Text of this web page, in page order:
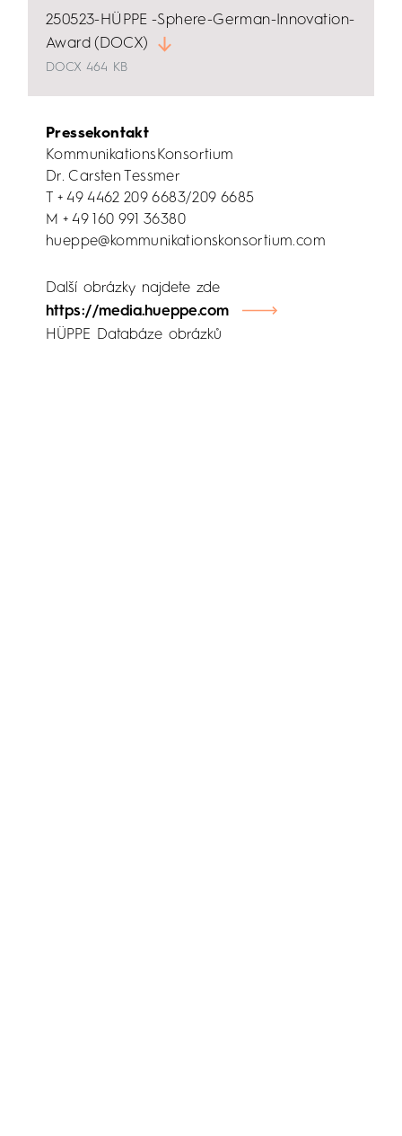
250523-HÜPPE -Sphere-German-Innovation-
Award (DOCX)
DOCX 464 KB
Pressekontakt
KommunikationsKonsortium
Dr. Carsten Tessmer
T + 49 4462 209 6683/209 6685
M + 49 160 991 36380
hueppe@kommunikationskonsortium.com
Další obrázky najdete zde
https://media.hueppe.com
HÜPPE Databáze obrázků